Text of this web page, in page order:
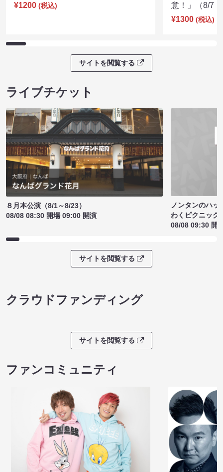
¥1200 (税込)
意！」（8/7
¥1300 (税込)
サイトを閲覧する
ライブチケット
８月本公演（8/1～8/23）
08/08 08:30 開場 09:00 開演
ノンタンのハッ
わくピクニック
08/08 09:30 開
サイトを閲覧する
クラウドファンディング
サイトを閲覧する
ファンコミュニティ